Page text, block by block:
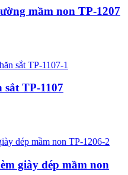
mầm non TP-1207
sắt TP-1107
giày dép mầm non